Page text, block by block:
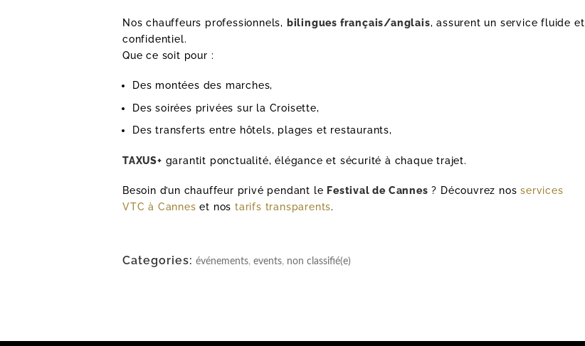
Nos chauffeurs professionnels, bilingues français/anglais, assurent un service fluide et
confidentiel.
Que ce soit pour :
Des montées des marches,
Des soirées privées sur la Croisette,
Des transferts entre hôtels, plages et restaurants,
TAXUS+ garantit ponctualité, élégance et sécurité à chaque trajet.
Besoin d’un chauffeur privé pendant le Festival de Cannes ? Découvrez nosservices
VTC à Cannes et nostarifs transparents.
Categories: événements, events, non classifié(e)